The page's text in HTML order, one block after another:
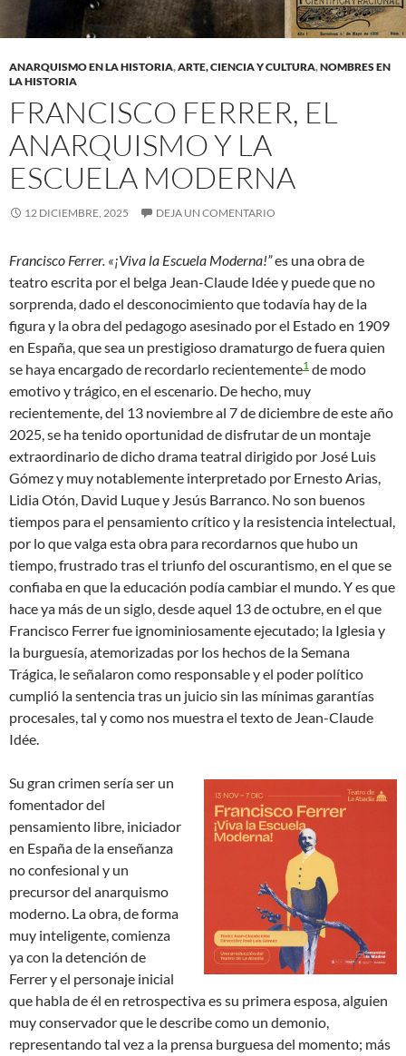
ANARQUISMO EN LA HISTORIA,ARTE, CIENCIA Y CULTURA,NOMBRES EN
LA HISTORIA
FRANCISCO FERRER, EL
ANARQUISMO Y LA
ESCUELA MODERNA
12 DICIEMBRE, 2025 DEJA UN COMENTARIO
Francisco Ferrer. «¡Viva la Escuela Moderna!”es una obra de
teatro escrita por el belga Jean-Claude Idée y puede que no
sorprenda, dado el desconocimiento que todavía hay de la
figura y la obra del pedagogo asesinado por el Estado en 1909
en España, que sea un prestigioso dramaturgo de fuera quien
se haya encargado de recordarlo recientemente1 de modo
emotivo y trágico, en el escenario. De hecho, muy
recientemente, del 13 noviembre al 7 de diciembre de este año
2025, se ha tenido oportunidad de disfrutar de un montaje
extraordinario de dicho drama teatral dirigido por José Luis
Gómez y muy notablemente interpretado por Ernesto Arias,
Lidia Otón, David Luque y Jesús Barranco. No son buenos
tiempos para el pensamiento crítico y la resistencia intelectual,
por lo que valga esta obra para recordarnos que hubo un
tiempo, frustrado tras el triunfo del oscurantismo, en el que se
confiaba en que la educación podía cambiar el mundo. Y es que
hace ya más de un siglo, desde aquel 13 de octubre, en el que
Francisco Ferrer fue ignominiosamente ejecutado; la Iglesia y
la burguesía, atemorizadas por los hechos de la Semana
Trágica, le señalaron como responsable y el poder político
cumplió la sentencia tras un juicio sin las mínimas garantías
procesales, tal y como nos muestra el texto de Jean-Claude
Idée.
Su gran crimen sería ser un
fomentador del
pensamiento libre, iniciador
en España de la enseñanza
no confesional y un
precursor del anarquismo
moderno. La obra, de forma
muy inteligente, comienza
ya con la detención de
Ferrer y el personaje inicial
que habla de él en retrospectiva es su primera esposa, alguien
muy conservador que le describe como un demonio,
representando tal vez a la prensa burguesa del momento; más